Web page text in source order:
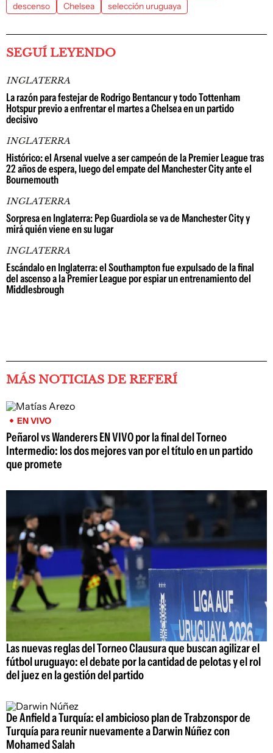
descenso
Chelsea selección uruguaya
SEGUÍ LEYENDO
INGLATERRA
La razón para festejar de Rodrigo Bentancur y todo Tottenham
Hotspur previo a enfrentar el martes a Chelsea en un partido
decisivo
INGLATERRA
Histórico: el Arsenal vuelve a ser campeón de la Premier League tras
22 años de espera, luego del empate del Manchester City ante el
Bournemouth
INGLATERRA
Sorpresa en Inglaterra: Pep Guardiola se va de Manchester City y
mirá quién viene en su lugar
INGLATERRA
Escándalo en Inglaterra: el Southampton fue expulsado de la final
del ascenso a la Premier League por espiar un entrenamiento del
Middlesbrough
MÁS NOTICIAS DE REFERÍ
EN VIVO
Peñarol vs Wanderers EN VIVO por la final del Torneo
Intermedio: los dos mejores van por el título en un partido
que promete
Las nuevas reglas del Torneo Clausura que buscan agilizar el
fútbol uruguayo: el debate por la cantidad de pelotas y el rol
del juez en la gestión del partido
De Anfield a Turquía: el ambicioso plan de Trabzonspor de
Turquía para reunir nuevamente a Darwin Núñez con
Mohamed Salah